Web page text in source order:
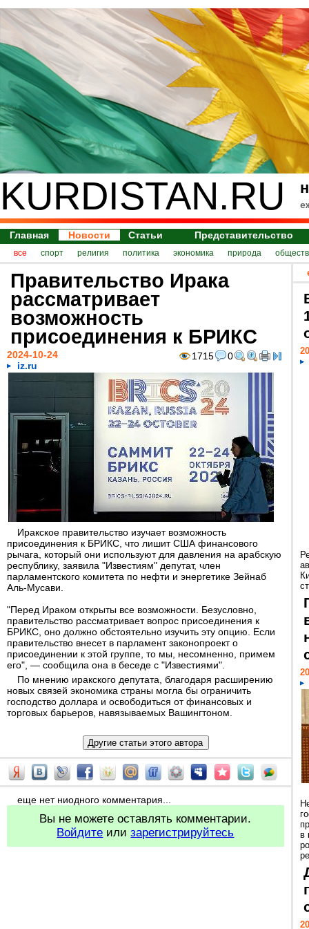
KURDISTAN.RU
Главная Новости Статьи Представительство
все спорт религия политика экономика природа
Правительство Ирака
рассматривает
возможность
присоединения к БРИКС
1715 0
2024-10-24
iz.ru
Иракское правительство изучает возможность
присоединения к БРИКС, что лишит США финансового
рычага, который они используют для давления на арабскую
республику, заявила "Известиям" депутат, член
парламентского комитета по нефти и энергетике Зейнаб
Аль-Мусави.
"Перед Ираком открыты все возможности. Безусловно,
правительство рассматривает вопрос присоединения к
БРИКС, оно должно обстоятельно изучить эту опцию. Если
правительство внесет в парламент законопроект о
присоединении к этой группе, то мы, несомненно, примем
его", — сообщила она в беседе с "Известиями".
По мнению иракского депутата, благодаря расширению
новых связей экономика страны могла бы ограничить
господство доллара и освободиться от финансовых и
торговых барьеров, навязываемых Вашингтоном.
еще нет ниодного комментария...
Вы не можете оставлять комментарии.
Войдите илизарегистрируйтесь
в